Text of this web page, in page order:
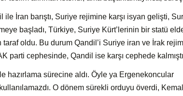
ile İran barıştı, Suriye rejimine karşı isyan gelişti,
başladı, Türkiye, Suriye Kürt’lerinin bir statü
oldu. Bu durum Qandil’i Suriye iran ve İrak
parti cephesinde, Qandil ise karşı cephede
hazırlama sürecine aldı. Öyle ya Ergenekoncular
O dönem sürekli orduyu överdi,